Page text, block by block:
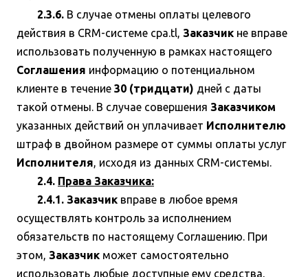
2.3.6. В случае отмены оплаты целевого
действия в CRM-системе cpa.tl, Заказчик не вправе
использовать полученную в рамках настоящего
Соглашения информацию о потенциальном
клиенте в течение 30 (тридцати) дней с даты
такой отмены. В случае совершения Заказчиком
указанных действий он уплачивает Исполнителю
штраф в двойном размере от суммы оплаты услуг
Исполнителя, исходя из данных CRM-системы.
2.4. Права Заказчика:
2.4.1. Заказчик вправе в любое время
осуществлять контроль за исполнением
обязательств по настоящему Соглашению. При
этом, Заказчик может самостоятельно
использовать любые доступные ему средства,